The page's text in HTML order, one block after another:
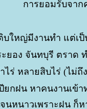
การยอมรับจา
บใหญ่มีงานทำ แต่
ยอง จันทบุรี ตราด
ไร่ หลายสิบไร่ (ไม่
กฝน หาคนงานเข้
หนาวเพราะฝน ก็ห